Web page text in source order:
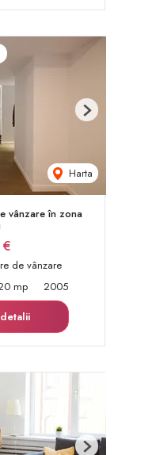
Harta
Next
vânzare în zona
de vânzare
mp
2005